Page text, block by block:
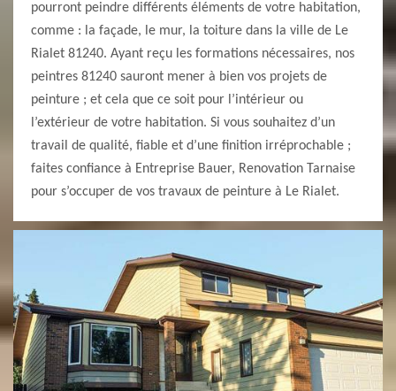
pourront peindre différents éléments de votre habitation,
comme : la façade, le mur, la toiture dans la ville de Le
Rialet 81240. Ayant reçu les formations nécessaires, nos
peintres 81240 sauront mener à bien vos projets de
peinture ; et cela que ce soit pour l’intérieur ou
l’extérieur de votre habitation. Si vous souhaitez d’un
travail de qualité, fiable et d’une finition irréprochable ;
faites confiance à Entreprise Bauer, Renovation Tarnaise
pour s’occuper de vos travaux de peinture à Le Rialet.